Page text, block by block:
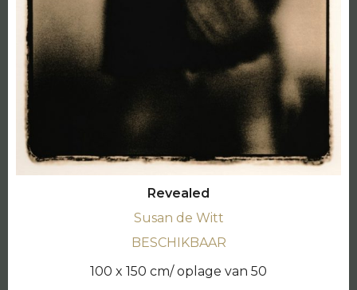
Revealed
Susan de Witt
BESCHIKBAAR
100 x 150 cm/ oplage van 50